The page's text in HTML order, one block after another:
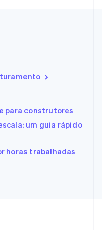
para construtores
um guia rápido
horas trabalhadas